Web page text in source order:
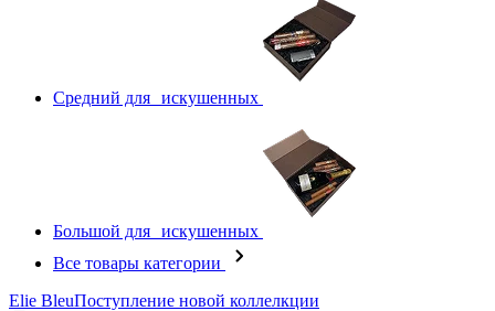
Средний для искушенных
Большой для искушенных
Все товары категории
Elie BleuПоступление новой коллелкции